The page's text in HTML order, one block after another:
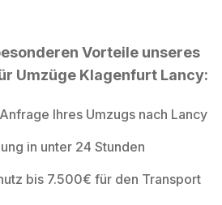
Vorteile unseres
Umzüge Klagenfurt Lancy:
Ihres Umzugs nach Lancy
in unter 24 Stunden
bis 7.500€ für den Transport